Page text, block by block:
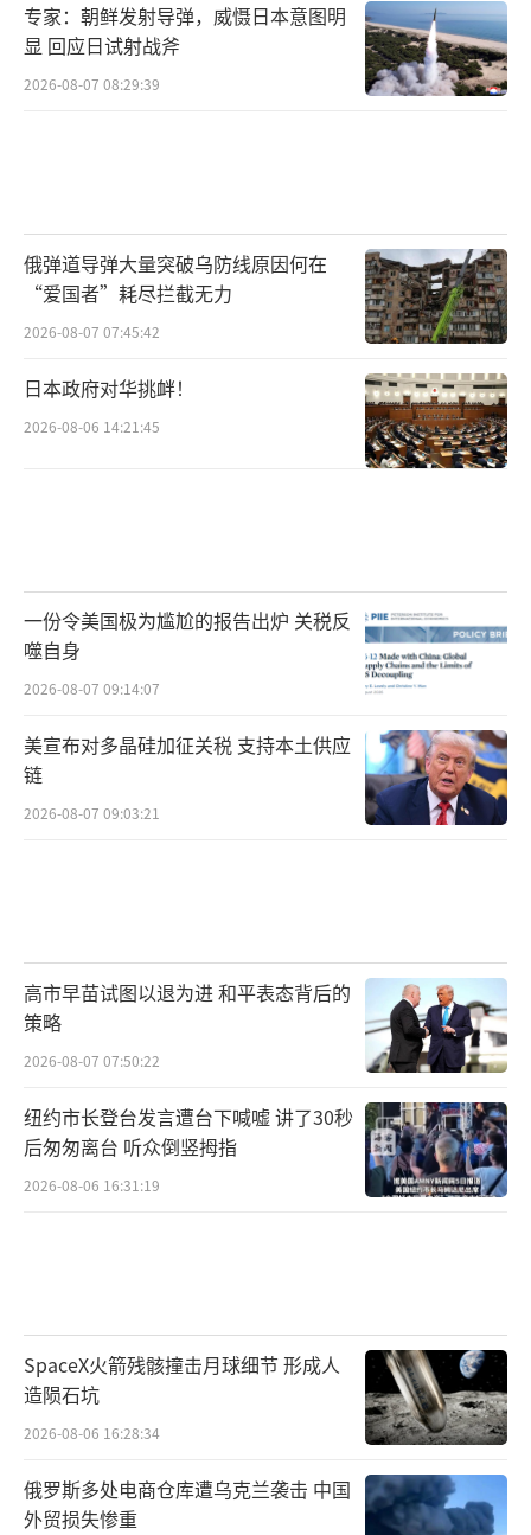
专家：朝鲜发射导弹，威慑日本意图明
显 回应日试射战斧
2026-08-07 08:29:39
俄弹道导弹大量突破乌防线原因何在
“爱国者”耗尽拦截无力
2026-08-07 07:45:42
日本政府对华挑衅！
2026-08-06 14:21:45
一份令美国极为尴尬的报告出炉 关税反
噬自身
2026-08-07 09:14:07
美宣布对多晶硅加征关税 支持本土供应
链
2026-08-07 09:03:21
高市早苗试图以退为进 和平表态背后的
策略
2026-08-07 07:50:22
纽约市长登台发言遭台下喊嘘 讲了30秒
后匆匆离台 听众倒竖拇指
2026-08-06 16:31:19
SpaceX火箭残骸撞击月球细节 形成人
造陨石坑
2026-08-06 16:28:34
俄罗斯多处电商仓库遭乌克兰袭击 中国
外贸损失惨重